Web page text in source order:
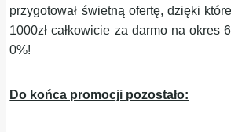
przygotował świetną ofertę, dzięki
1000zł całkowicie za darmo na okres
0%!
Do końca promocji pozostało: